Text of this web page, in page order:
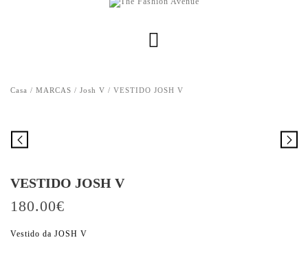
Casa / MARCAS / Josh V / VESTIDO JOSH V
VESTIDO JOSH V
180.00€
Vestido da JOSH V